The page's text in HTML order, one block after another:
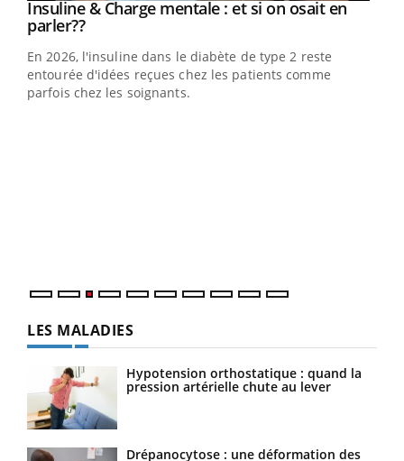
Youtube
Insuline & Charge mentale : et si on osait en
parler??Youtube
En 2026, l'insuline dans le diabète de type 2 reste
entourée d'idées reçues chez les patients comme
parfois chez les soignants.
Youtube
Eczéma Chronique des Mains : se préparer
pour l’été ! Youtube
L'été arrive… et avec lui, un tout nouveau rythme de vie !
Vacances, plage, piscine, soleil, activités en plein air…
Nos mains sont ...
LES MALADIES
Hypotension orthostatique : quand la
pression artérielle chute au lever
Drépanocytose : une déformation des